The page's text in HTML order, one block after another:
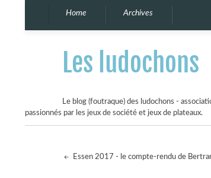
Home Archives
Les ludochons
Le blog (foutraque) des ludochons -
passionnés par les jeux de société et jeux de plateaux.
Essen 2017 - le compte-rendu de